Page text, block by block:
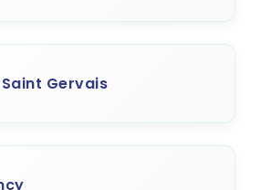
Saint Gervais